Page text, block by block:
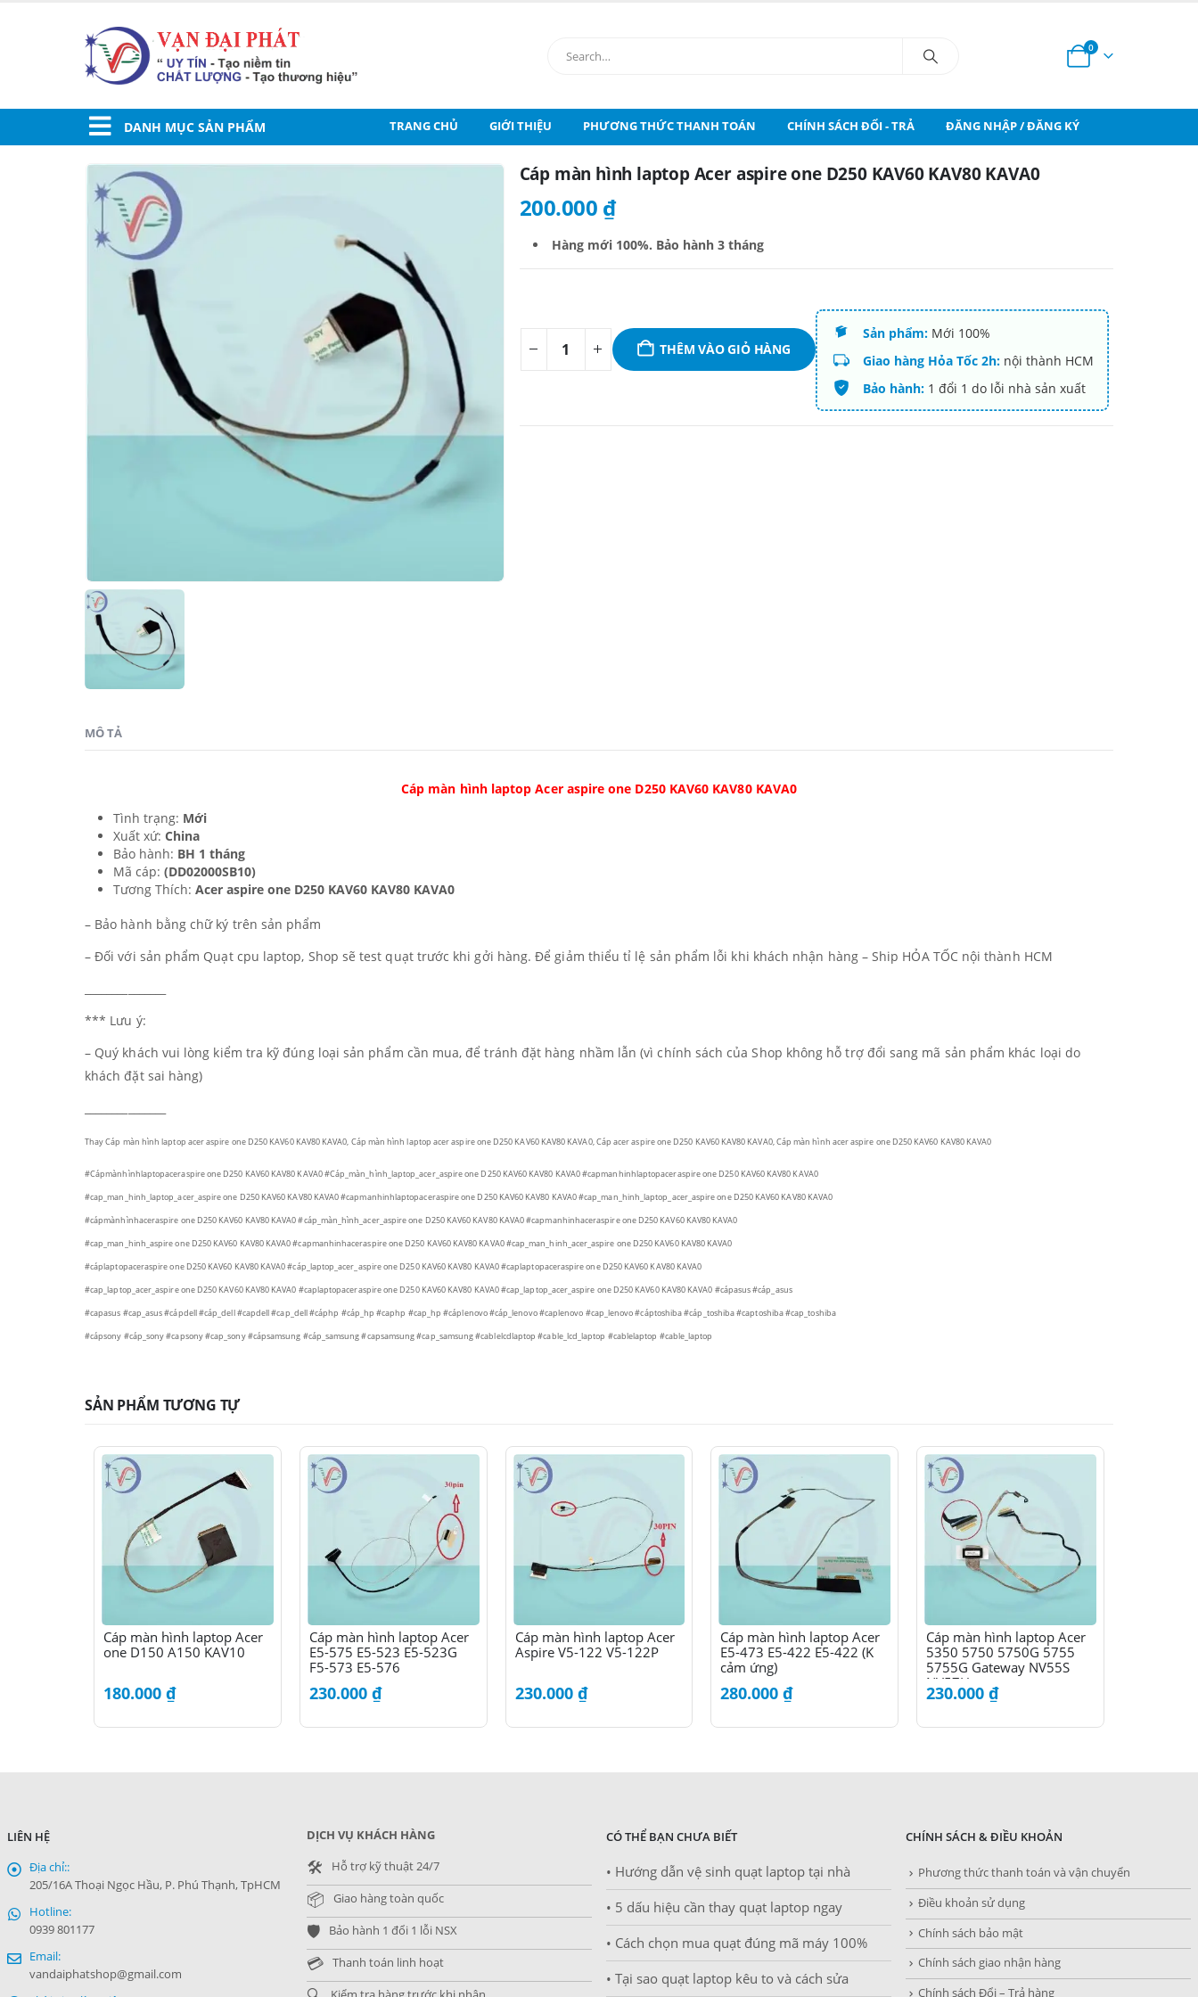
0
DANH MỤC SẢN PHẨM TRANG CHỦ GIỚI THIỆU PHƯƠNG THỨC THANH TOÁN CHÍNH SÁCH ĐỔI - TRẢ ĐĂNG NHẬP / ĐĂNG KÝ
Cáp màn hình laptop Acer aspire one D250 KAV60 KAV80 KAVA0
200.000 ₫
Hàng mới 100%. Bảo hành 3 tháng
THÊM VÀO GIỎ HÀNG
Sản phẩm: Mới 100%
Giao hàng Hỏa Tốc 2h: nội thành HCM
Bảo hành: 1 đổi 1 do lỗi nhà sản xuất
MÔ TẢ
Cáp màn hình laptop Acer aspire one D250 KAV60 KAV80 KAVA0
Tình trạng: Mới
Xuất xứ: China
Bảo hành: BH 1 tháng
Mã cáp: (DD02000SB10)
Tương Thích: Acer aspire one D250 KAV60 KAV80 KAVA0
– Bảo hành bằng chữ ký trên sản phẩm
– Đối với sản phẩm Quạt cpu laptop, Shop sẽ test quạt trước khi gởi hàng. Để giảm thiểu tỉ lệ sản phẩm lỗi khi khách nhận hàng – Ship HỎA TỐC nội thành HCM
*** Lưu ý:
– Quý khách vui lòng kiểm tra kỹ đúng loại sản phẩm cần mua, để tránh đặt hàng nhầm lẫn (vì chính sách của Shop không hỗ trợ đổi sang mã sản phẩm khác loại do
khách đặt sai hàng)
Thay Cáp màn hình laptop acer aspire one D250 KAV60 KAV80 KAVA0, Cáp màn hình laptop acer aspire one D250 KAV60 KAV80 KAVA0, Cáp acer aspire one D250 KAV60 KAV80 KAVA0, Cáp màn hình acer aspire one D250 KAV60 KAV80 KAVA0
#Cápmànhìnhlaptopaceraspire one D250 KAV60 KAV80 KAVA0#Cáp_màn_hình_laptop_acer_aspire one D250 KAV60 KAV80 KAVA0#capmanhinhlaptopaceraspire one D250 KAV60 KAV80 KAVA0
#cap_man_hinh_laptop_acer_aspire one D250 KAV60 KAV80 KAVA0#capmanhinhlaptopaceraspire one D250 KAV60 KAV80 KAVA0#cap_man_hinh_laptop_acer_aspire one D250 KAV60 KAV80 KAVA0
#cápmànhìnhaceraspire one D250 KAV60 KAV80 KAVA0#cáp_màn_hình_acer_aspire one D250 KAV60 KAV80 KAVA0#capmanhinhaceraspire one D250 KAV60 KAV80 KAVA0
#cap_man_hinh_aspire one D250 KAV60 KAV80 KAVA0#capmanhinhaceraspire one D250 KAV60 KAV80 KAVA0#cap_man_hinh_acer_aspire one D250 KAV60 KAV80 KAVA0
#cáplaptopaceraspire one D250 KAV60 KAV80 KAVA0#cáp_laptop_acer_aspire one D250 KAV60 KAV80 KAVA0#caplaptopaceraspire one D250 KAV60 KAV80 KAVA0
#cap_laptop_acer_aspire one D250 KAV60 KAV80 KAVA0 #caplaptopaceraspire one D250 KAV60 KAV80 KAVA0#cap_laptop_acer_aspire one D250 KAV60 KAV80 KAVA0 #cápasus#cáp_asus
#capasus #cap_asus#cápdell#cáp_dell#capdell#cap_dell#cáphp #cáp_hp#caphp #cap_hp#cáplenovo#cáp_lenovo#caplenovo #cap_lenovo#cáptoshiba#cáp_toshiba#captoshiba#cap_toshiba
#cápsony #cáp_sony#capsony#cap_sony#cápsamsung #cáp_samsung#capsamsung#cap_samsung#cablelcdlaptop#cable_lcd_laptop #cablelaptop #cable_laptop
SẢN PHẨM TƯƠNG TỰ
Cáp màn hình laptop Acer
one D150 A150 KAV10
180.000 ₫
Cáp màn hình laptop Acer
E5-575 E5-523 E5-523G
F5-573 E5-576
230.000 ₫
Cáp màn hình laptop Acer
Aspire V5-122 V5-122P
230.000 ₫
Cáp màn hình laptop Acer
E5-473 E5-422 E5-422 (K
cảm ứng)
280.000₫
Cáp màn hình laptop Acer
5350 5750 5750G 5755
5755G Gateway NV55S
NV57H
230.000₫
LIÊN HỆ
Địa chỉ::
205/16A Thoại Ngọc Hầu, P. Phú Thạnh, TpHCM
Hotline:
0939 801177
Email:
vandaiphatshop@gmail.com
DỊCH VỤ KHÁCH HÀNG
🛠️ Hỗ trợ kỹ thuật 24/7
📦 Giao hàng toàn quốc
🛡️ Bảo hành 1 đổi 1 lỗi NSX
💳 Thanh toán linh hoạt
CÓ THỂ BẠN CHƯA BIẾT
• Hướng dẫn vệ sinh quạt laptop tại nhà
• 5 dấu hiệu cần thay quạt laptop ngay
• Cách chọn mua quạt đúng mã máy 100%
• Tại sao quạt laptop kêu to và cách sửa
CHÍNH SÁCH & ĐIỀU KHOẢN
Phương thức thanh toán và vận chuyển
Điều khoản sử dụng
Chính sách bảo mật
Chính sách giao nhận hàng
Chính sách Đổi – Trả hàng